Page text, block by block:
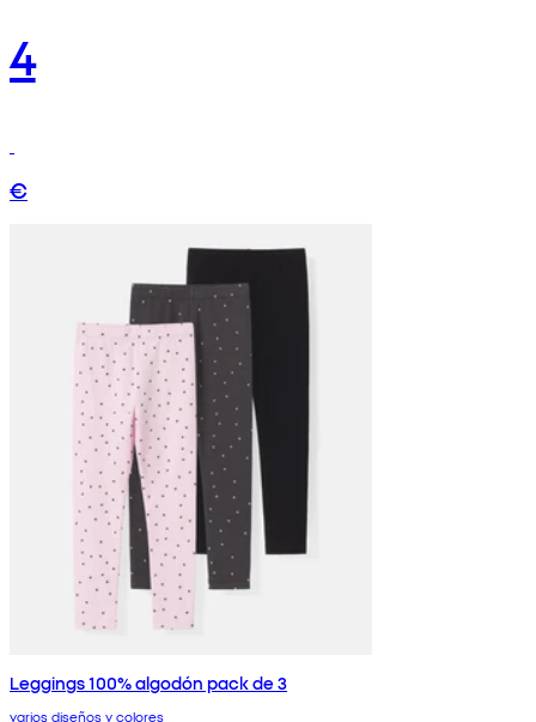
4
€
Leggings 100% algodón pack de 3
varios diseños y colores